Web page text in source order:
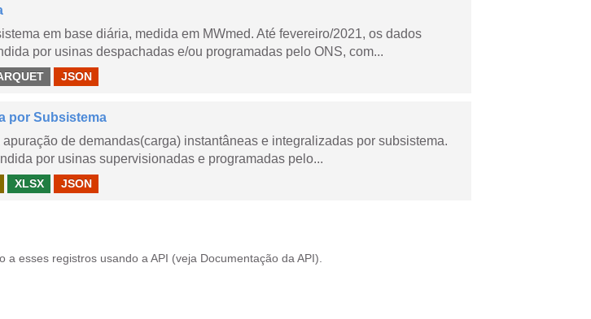
em base diária, medida em MWmed. Até fevereiro/2021, os dados
por usinas despachadas e/ou programadas pelo ONS, com...
JSON
por Subsistema
de demandas(carga) instantâneas e integralizadas por subsistema.
por usinas supervisionadas e programadas pelo...
XLSX JSON
a esses registros usando a API (veja Documentação da API ).